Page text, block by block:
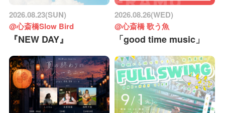
2026.08.23(SUN)
@心斎橋Slow Bird
『NEW DAY』
2026.08.26(WED)
@心斎橋 歌う魚
「good time music」